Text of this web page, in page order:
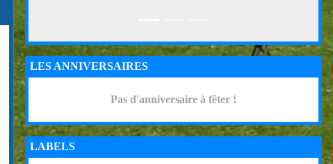
LES ANNIVERSAIRES
Pas d'anniversaire à fêter !
LABELS